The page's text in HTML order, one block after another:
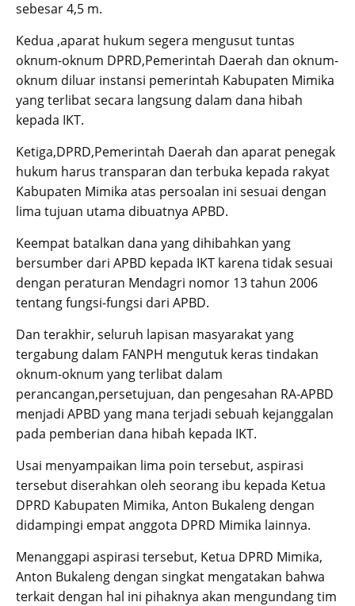
sebesar 4,5 m.
Kedua ,aparat hukum segera mengusut tuntas
oknum-oknum DPRD,Pemerintah Daerah dan oknum-
oknum diluar instansi pemerintah Kabupaten Mimika
yang terlibat secara langsung dalam dana hibah
kepada IKT.
Ketiga,DPRD,Pemerintah Daerah dan aparat penegak
hukum harus transparan dan terbuka kepada rakyat
Kabupaten Mimika atas persoalan ini sesuai dengan
lima tujuan utama dibuatnya APBD.
Keempat batalkan dana yang dihibahkan yang
bersumber dari APBD kepada IKT karena tidak sesuai
dengan peraturan Mendagri nomor 13 tahun 2006
tentang fungsi-fungsi dari APBD.
Dan terakhir, seluruh lapisan masyarakat yang
tergabung dalam FANPH mengutuk keras tindakan
oknum-oknum yang terlibat dalam
perancangan,persetujuan, dan pengesahan RA-APBD
menjadi APBD yang mana terjadi sebuah kejanggalan
pada pemberian dana hibah kepada IKT.
Usai menyampaikan lima poin tersebut, aspirasi
tersebut diserahkan oleh seorang ibu kepada Ketua
DPRD Kabupaten Mimika, Anton Bukaleng dengan
didampingi empat anggota DPRD Mimika lainnya.
Menanggapi aspirasi tersebut, Ketua DPRD Mimika,
Anton Bukaleng dengan singkat mengatakan bahwa
terkait dengan hal ini pihaknya akan mengundang tim